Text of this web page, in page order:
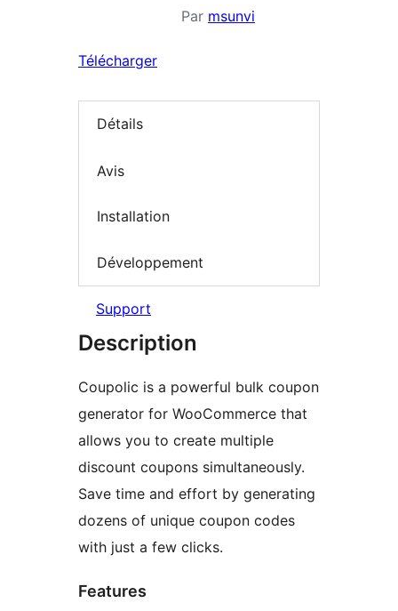
Par msunvi
Télécharger
Détails
Avis
Installation
Développement
Support
Description
Coupolic is a powerful bulk coupon
generator for WooCommerce that
allows you to create multiple
discount coupons simultaneously.
Save time and effort by generating
dozens of unique coupon codes
with just a few clicks.
Features